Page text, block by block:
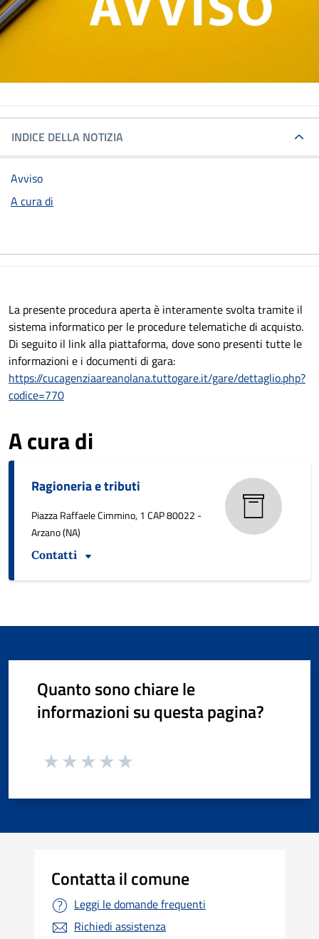
INDICE DELLA NOTIZIA
Avviso
A cura di
La presente procedura aperta è interamente svolta tramite il
sistema informatico per le procedure telematiche di acquisto.
Di seguito il link alla piattaforma, dove sono presenti tutte le
informazioni e i documenti di gara:
https://cucagenziaareanolana.tuttogare.it/gare/dettaglio.php?
codice=770
A cura di
Ragioneria e tributi
Piazza Raffaele Cimmino, 1 CAP 80022 -
Arzano (NA)
Contatti
Quanto sono chiare le
informazioni su questa pagina?
Contatta il comune
Leggi le domande frequenti
Richiedi assistenza